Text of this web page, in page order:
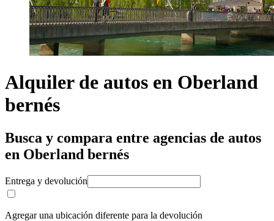
Alquiler de autos en Oberland
bernés
Busca y compara entre agencias de autos
en Oberland bernés
Entrega y devolución
Agregar una ubicación diferente para la devolución